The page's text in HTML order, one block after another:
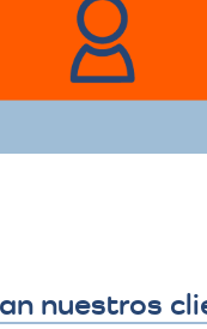
a cualquier
nuestros